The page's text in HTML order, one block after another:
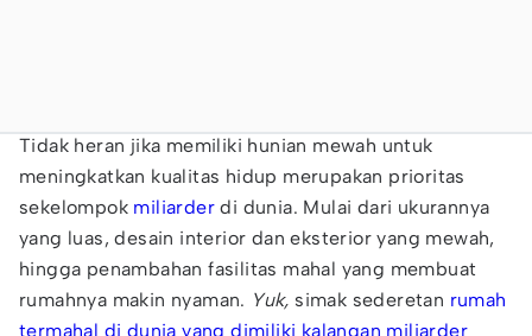
Tidak heran jika memiliki hunian mewah untuk
meningkatkan kualitas hidup merupakan prioritas
sekelompok miliarder di dunia. Mulai dari ukurannya
yang luas, desain interior dan eksterior yang mewah,
hingga penambahan fasilitas mahal yang membuat
rumahnya makin nyaman. Yuk, simak sederetan rumah
termahal di dunia yang dimiliki kalangan miliarder